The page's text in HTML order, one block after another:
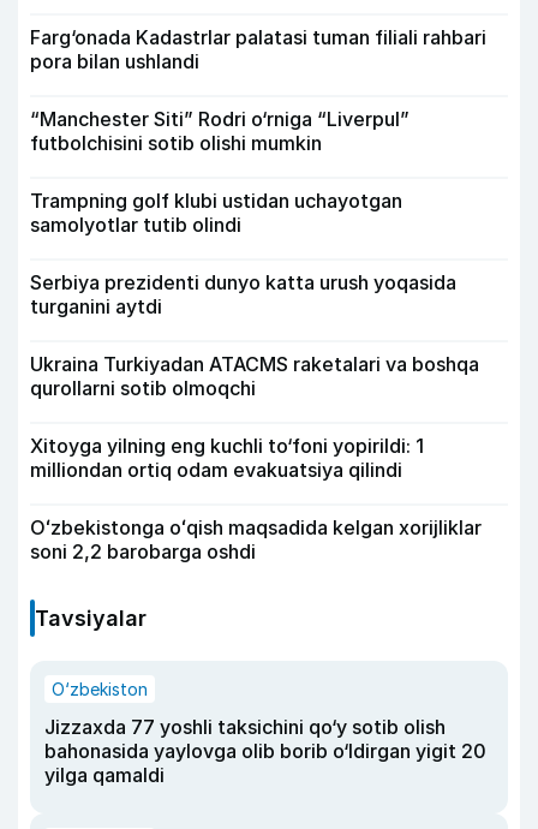
Farg‘onada Kadastrlar palatasi tuman filiali rahbari
pora bilan ushlandi
“Manchester Siti” Rodri o‘rniga “Liverpul”
futbolchisini sotib olishi mumkin
Trampning golf klubi ustidan uchayotgan
samolyotlar tutib olindi
Serbiya prezidenti dunyo katta urush yoqasida
turganini aytdi
Ukraina Turkiyadan ATACMS raketalari va boshqa
qurollarni sotib olmoqchi
Xitoyga yilning eng kuchli to‘foni yopirildi: 1
milliondan ortiq odam evakuatsiya qilindi
Oʻzbekistonga oʻqish maqsadida kelgan xorijliklar
soni 2,2 barobarga oshdi
Tavsiyalar
O‘zbekiston
Jizzaxda 77 yoshli taksichini qo‘y sotib olish
bahonasida yaylovga olib borib o‘ldirgan yigit 20
yilga qamaldi